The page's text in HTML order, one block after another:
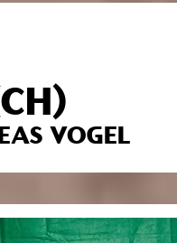
VOGEL